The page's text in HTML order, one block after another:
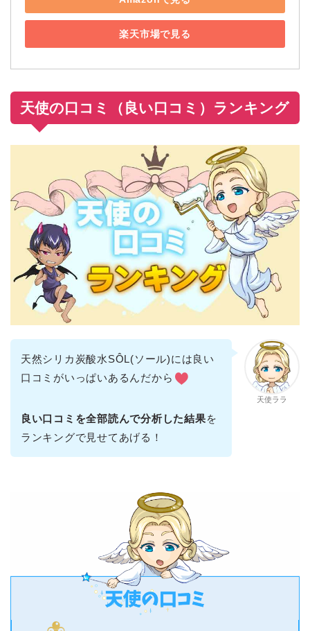
楽天市場で見る
天使の口コミ（良い口コミ）ランキング
天使ララ
天然シリカ炭酸水SÔL(ソール)には良い
口コミがいっぱいあるんだから
良い口コミを全部読んで分析した結果を
ランキングで見せてあげる！